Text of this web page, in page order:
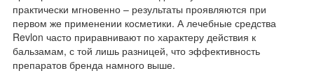
практически мгновенно – результаты проявляются при
первом же применении косметики. А лечебные средства
Revlon часто приравнивают по характеру действия к
бальзамам, с той лишь разницей, что эффективность
препаратов бренда намного выше.